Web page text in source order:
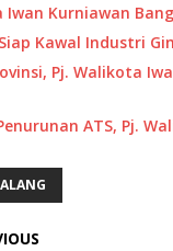
Iwan Kurniawan
Kawal Industri
Pj. Walikota
ATS, Pj.